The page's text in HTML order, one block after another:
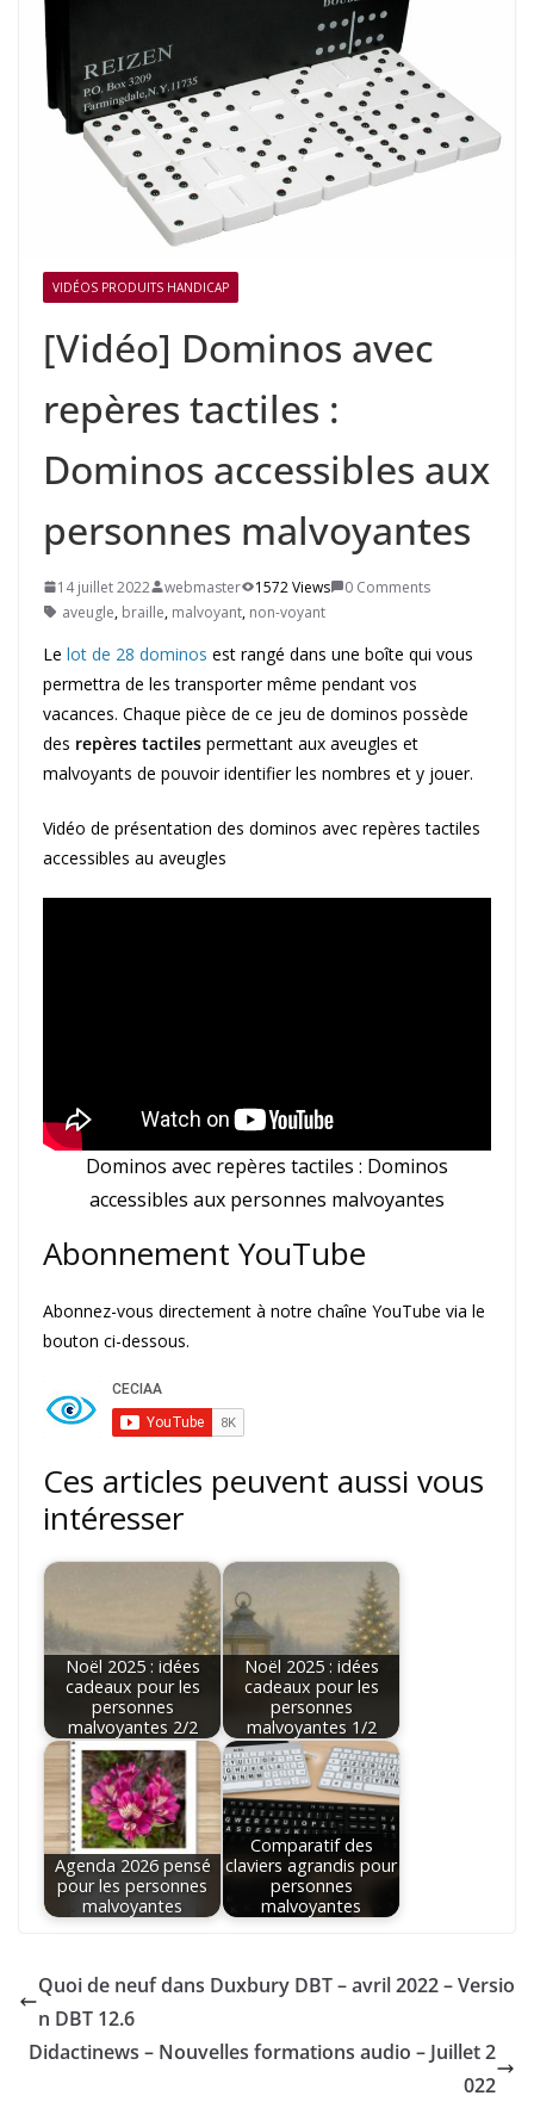
VIDÉOS PRODUITS HANDICAP
[Vidéo] Dominos avec
repères tactiles :
Dominos accessibles aux
personnes malvoyantes
14 juillet 2022 webmaster 1572 Views
0 Comments
aveugle, braille, malvoyant, non-voyant
Le lot de 28 dominos est rangé dans une boîte qui vous
permettra de les transporter même pendant vos
vacances. Chaque pièce de ce jeu de dominos possède
des repères tactiles permettant aux aveugles et
malvoyants de pouvoir identifier les nombres et y jouer.
Vidéo de présentation des dominos avec repères tactiles
accessibles au aveugles
Dominos avec repères tactiles : Dominos
accessibles aux personnes malvoyantes
Abonnement YouTube
Abonnez-vous directement à notre chaîne YouTube via le
bouton ci-dessous.
Ces articles peuvent aussi vous
intéresser
Noël 2025 : idées
cadeaux pour les
personnes
malvoyantes 2/2
Noël 2025 : idées
cadeaux pour les
personnes
malvoyantes 1/2
Agenda 2026 pensé
pour les personnes
malvoyantes
Comparatif des
claviers agrandis pour
personnes
malvoyantes
Quoi de neuf dans Duxbury DBT – avril 2022 – Versio
n DBT 12.6
Didactinews – Nouvelles formations audio – Juillet 2
022